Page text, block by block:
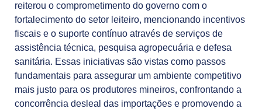
reiterou o comprometimento do governo com o
fortalecimento do setor leiteiro, mencionando incentivos
fiscais e o suporte contínuo através de serviços de
assistência técnica, pesquisa agropecuária e defesa
sanitária. Essas iniciativas são vistas como passos
fundamentais para assegurar um ambiente competitivo
mais justo para os produtores mineiros, confrontando a
concorrência desleal das importações e promovendo a